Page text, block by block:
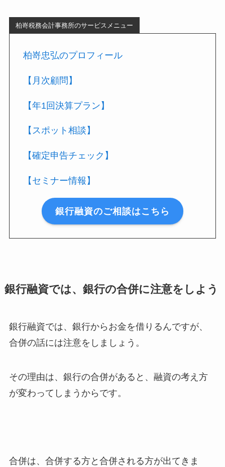
柏嵜税務会計事務所のサービスメニュー
柏嵜忠弘のプロフィール
【月次顧問】
【年1回決算プラン】
【スポット相談】
【確定申告チェック】
【セミナー情報】
銀行融資のご相談はこちら
銀行融資では、銀行の合併に注意をしよう
銀行融資では、銀行からお金を借りるんですが、
合併の話には注意をしましょう。
その理由は、銀行の合併があると、融資の考え方
が変わってしまうからです。
合併は、合併する方と合併される方が出てきま